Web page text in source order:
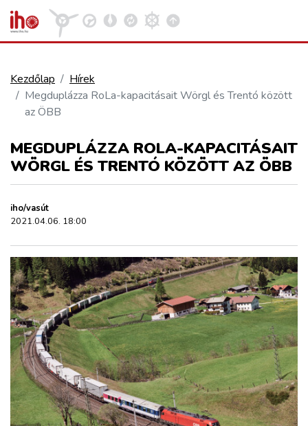
VASÚT
KÖZÚT
REPÜLÉS
KÖZLEKEDÉSFEJLESZTÉS
ELLÁTÁSI LÁNC
ZÖLDÚT
HAJÓZÁS
BLOG
Kezdőlap
Hírek
Megduplázza RoLa-kapacitásait Wörgl és Trentó között
az ÖBB
MEGDUPLÁZZA ROLA-KAPACITÁSAIT
WÖRGL ÉS TRENTÓ KÖZÖTT AZ ÖBB
iho/vasút
2021.04.06. 18:00